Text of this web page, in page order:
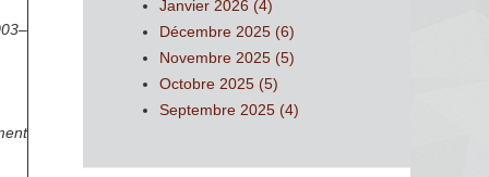
Janvier 2026 (4)
Décembre 2025 (6)
Novembre 2025 (5)
Octobre 2025 (5)
Septembre 2025 (4)